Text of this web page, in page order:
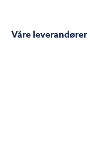
Våre leverandører